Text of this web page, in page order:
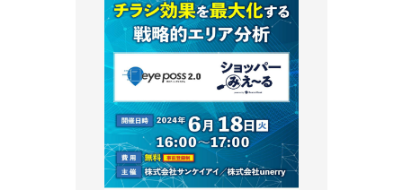
Area Marketer
素敵にマルシェ
高齢者住まいアドバイザー検定